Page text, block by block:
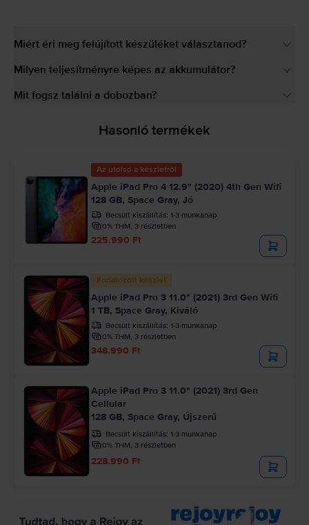
Miért éri meg felújított készüléket választanod?
Milyen teljesítményre képes az akkumulátor?
Mit fogsz találni a dobozban?
Hasonló termékek
Az utolsó a készletről
Apple iPad Pro 4 12.9" (2020) 4th Gen Wifi
128 GB, Space Gray, Jó
Becsült kiszállítás: 1-3 munkanap
0% THM, 3 részletben
225.990 Ft
Korlátozott készlet
Apple iPad Pro 3 11.0" (2021) 3rd Gen Wifi
1 TB, Space Gray, Kiváló
Becsült kiszállítás: 1-3 munkanap
0% THM, 3 részletben
348.990 Ft
Apple iPad Pro 3 11.0" (2021) 3rd Gen
Cellular
128 GB, Space Gray, Újszerű
Becsült kiszállítás: 1-3 munkanap
0% THM, 3 részletben
228.990 Ft